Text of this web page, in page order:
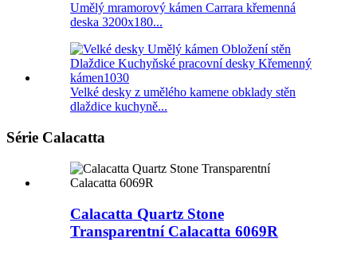
Umělý mramorový kámen Carrara křemenná
deska 3200x180...
Velké desky z umělého kamene obklady stěn
dlaždice kuchyně...
Série Calacatta
Calacatta Quartz Stone
Transparentní Calacatta 6069R